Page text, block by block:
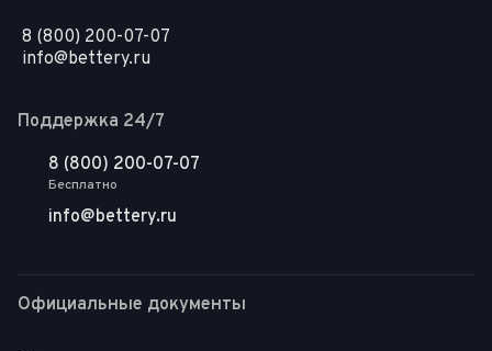
8 (800) 200-07-07
info@bettery.ru
Поддержка 24/7
8 (800) 200-07-07
Бесплатно
info@bettery.ru
Официальные документы